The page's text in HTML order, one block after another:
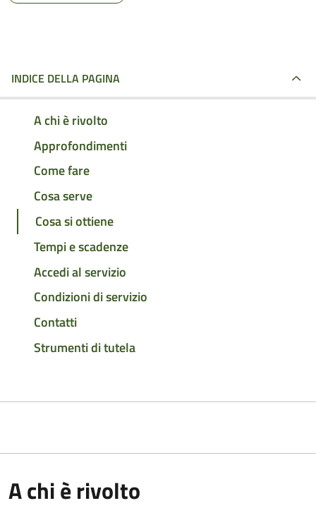
INDICE DELLA PAGINA
A chi è rivolto
Approfondimenti
Come fare
Cosa serve
Cosa si ottiene
Tempi e scadenze
Accedi al servizio
Condizioni di servizio
Contatti
Strumenti di tutela
A chi è rivolto